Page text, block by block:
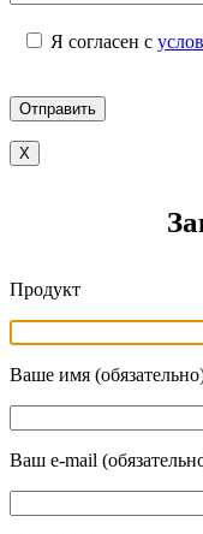
Я согласен с
X
Продукт
Ваше имя
Ваш e-mail